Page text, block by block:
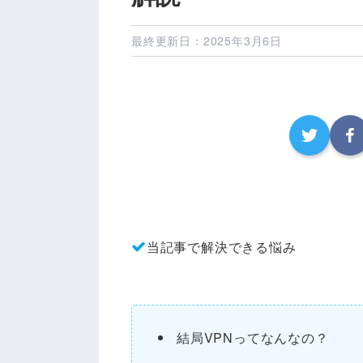
最終更新日：2025年3月6日
当記事で解決できる悩み
結局VPNってなんなの？